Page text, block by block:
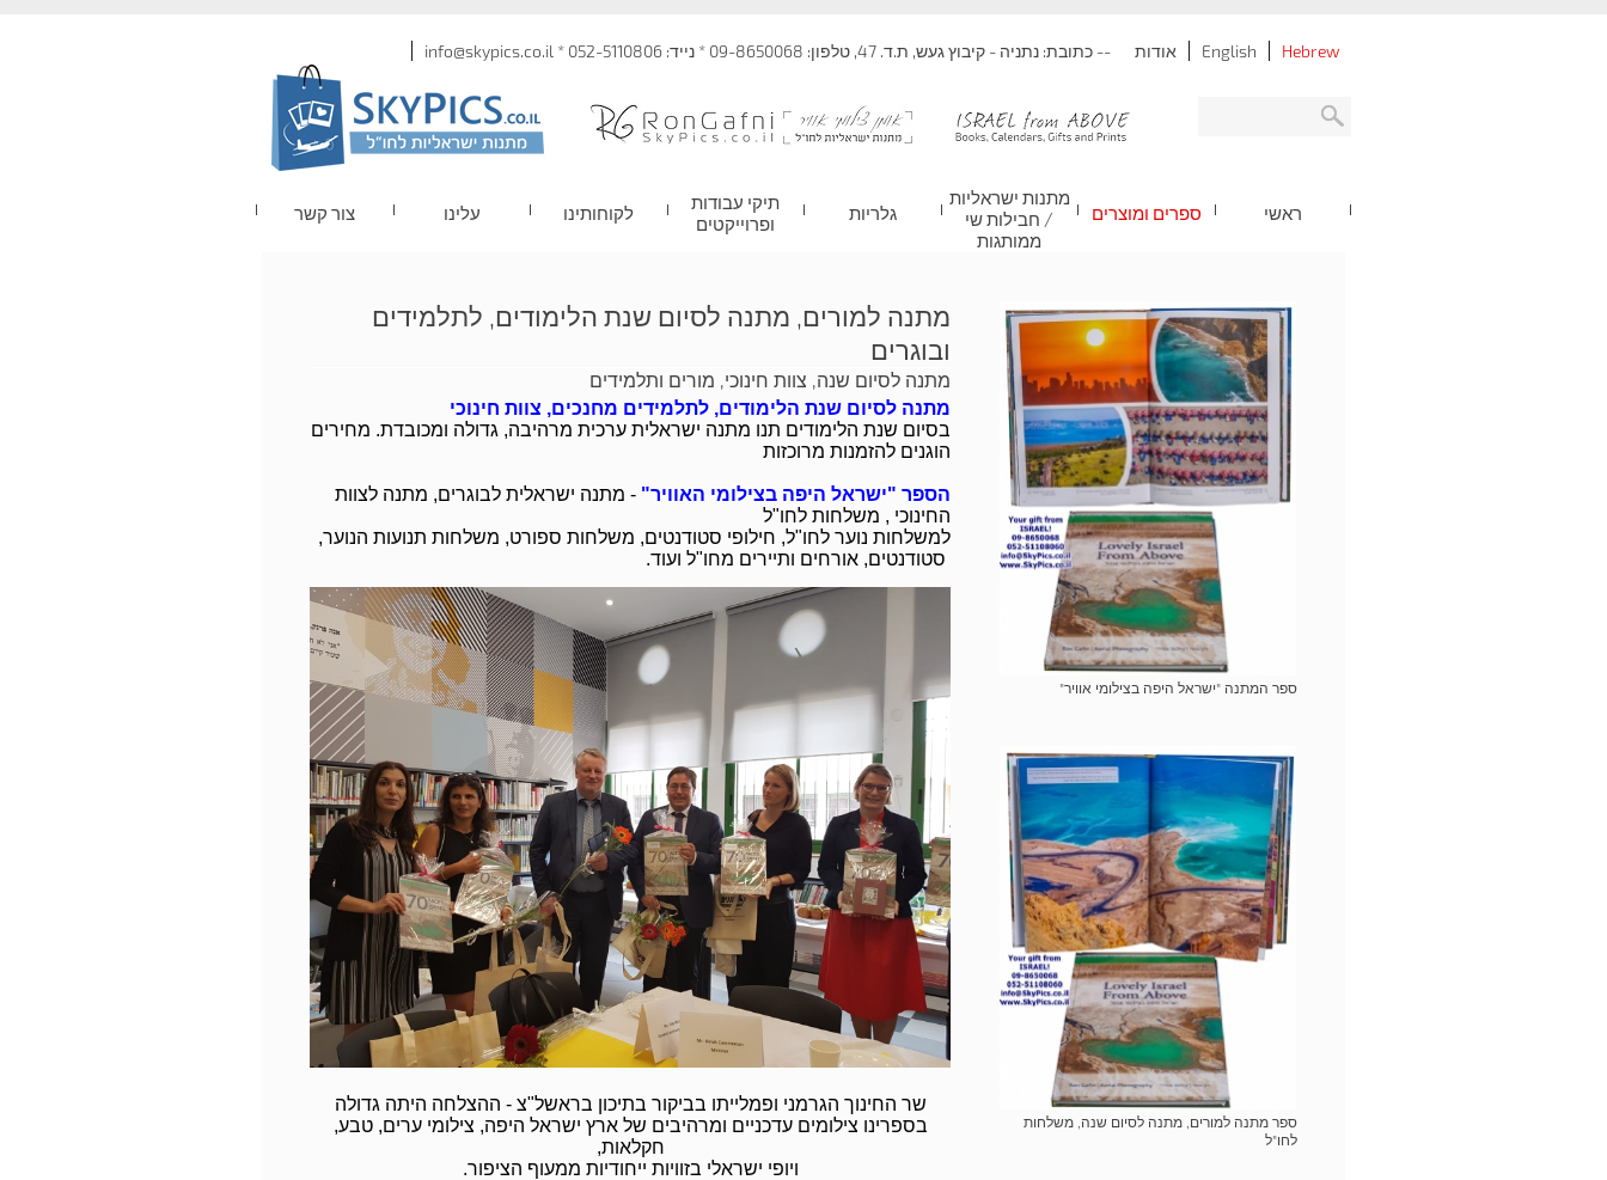
Hebrew
English אודות -- כתובת: נתניה - קיבוץ געש, ת.ד. 47, טלפון: 09-8650068 * נייד: 052-5110806 * info@skypics.co.il
ראשי ספרים ומוצרים
מתנות ישראליות
/ חבילות שי
ממותגות
גלריות
תיקי עבודות
ופרוייקטים
לקוחותינו עלינו צור קשר
מתנה למורים, מתנה לסיום שנת הלימודים, לתלמידים
ובוגרים
מתנה לסיום שנה, צוות חינוכי, מורים ותלמידים
מתנה לסיום שנת הלימודים, לתלמידים מחנכים, צוות חינוכי
בסיום שנת הלימודים תנו מתנה ישראלית ערכית מרהיבה, גדולה ומכובדת. מחירים
הוגנים להזמנות מרוכזות
הספר "ישראל היפה בצילומי האוויר" - מתנה ישראלית לבוגרים, מתנה לצוות
החינוכי , משלחות לחו"ל
למשלחות נוער לחו"ל, חילופי סטודנטים, משלחות ספורט, משלחות תנועות הנוער,
סטודנטים, אורחים ותיירים מחו"ל ועוד.
שר החינוך הגרמני ופמלייתו בביקור בתיכון בראשל"צ - ההצלחה היתה גדולה
בספרינו צילומים עדכניים ומרהיבים של ארץ ישראל היפה, צילומי ערים, טבע,
חקלאות,
ויופי ישראלי בזוויות ייחודיות ממעוף הציפור.
ספר המתנה "ישראל היפה בצילומי אוויר"
ספר מתנה למורים, מתנה לסיום שנה, משלחות
לחו"ל